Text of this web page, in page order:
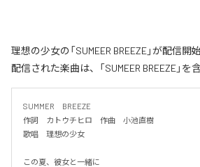
理想の少女の「SUMEER BREEZE」が配信
配信された楽曲は、「SUMEER BREEZE」を
SUMMER　BREEZE
作詞　カトウチヒロ　作曲　小池直樹
歌唱　理想の少女
この夏、彼女と一緒に